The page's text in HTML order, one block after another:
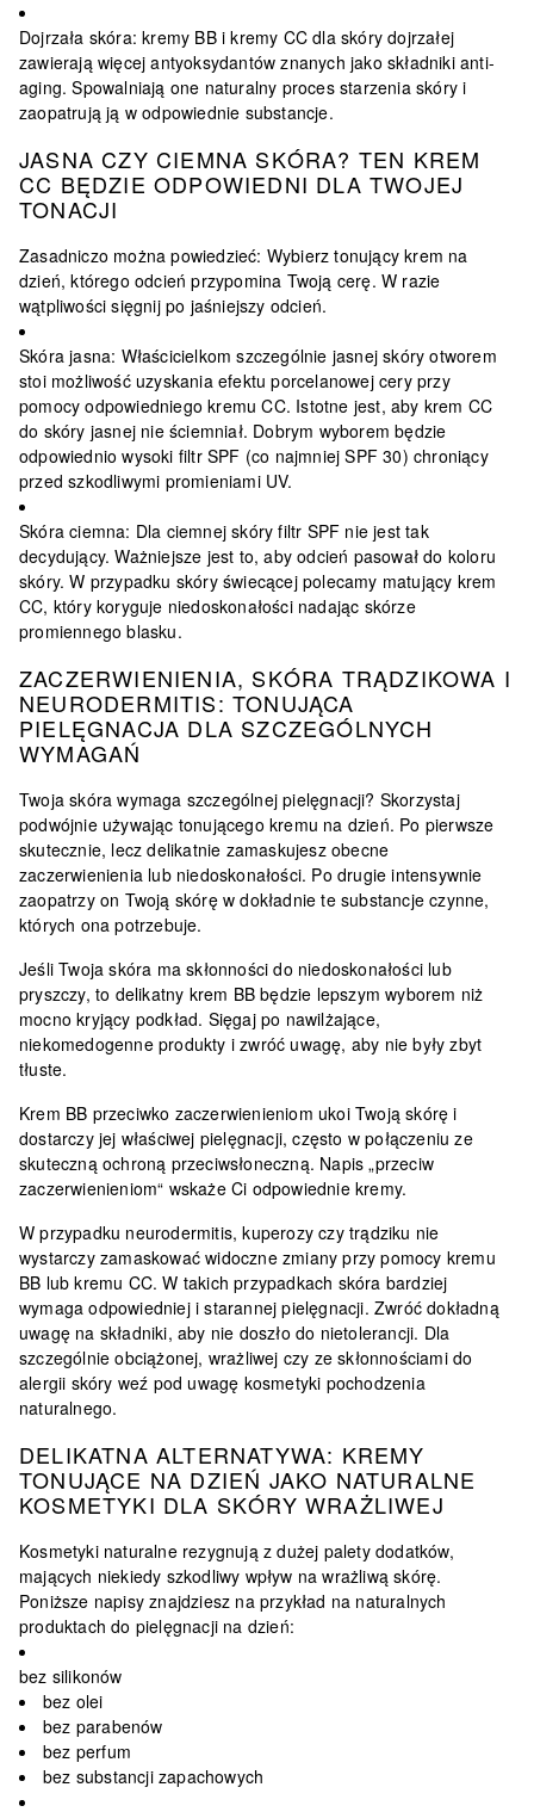
Dojrzała skóra: kremy BB i kremy CC dla skóry dojrzałej
zawierają więcej antyoksydantów znanych jako składniki anti-
aging. Spowalniają one naturalny proces starzenia skóry i
zaopatrują ją w odpowiednie substancje.
JASNA CZY CIEMNA SKÓRA? TEN KREM
CC BĘDZIE ODPOWIEDNI DLA TWOJEJ
TONACJI
Zasadniczo można powiedzieć: Wybierz tonujący krem na
dzień, którego odcień przypomina Twoją cerę. W razie
wątpliwości sięgnij po jaśniejszy odcień.
Skóra jasna: Właścicielkom szczególnie jasnej skóry otworem
stoi możliwość uzyskania efektu porcelanowej cery przy
pomocy odpowiedniego kremu CC. Istotne jest, aby krem CC
do skóry jasnej nie ściemniał. Dobrym wyborem będzie
odpowiednio wysoki filtr SPF (co najmniej SPF 30) chroniący
przed szkodliwymi promieniami UV.
Skóra ciemna: Dla ciemnej skóry filtr SPF nie jest tak
decydujący. Ważniejsze jest to, aby odcień pasował do koloru
skóry. W przypadku skóry świecącej polecamy matujący krem
CC, który koryguje niedoskonałości nadając skórze
promiennego blasku.
ZACZERWIENIENIA, SKÓRA TRĄDZIKOWA I
NEURODERMITIS: TONUJĄCA
PIELĘGNACJA DLA SZCZEGÓLNYCH
WYMAGAŃ
Twoja skóra wymaga szczególnej pielęgnacji? Skorzystaj
podwójnie używając tonującego kremu na dzień. Po pierwsze
skutecznie, lecz delikatnie zamaskujesz obecne
zaczerwienienia lub niedoskonałości. Po drugie intensywnie
zaopatrzy on Twoją skórę w dokładnie te substancje czynne,
których ona potrzebuje.
Jeśli Twoja skóra ma skłonności do niedoskonałości lub
pryszczy, to delikatny krem BB będzie lepszym wyborem niż
mocno kryjący podkład. Sięgaj po nawilżające,
niekomedogenne produkty i zwróć uwagę, aby nie były zbyt
tłuste.
Krem BB przeciwko zaczerwienieniom ukoi Twoją skórę i
dostarczy jej właściwej pielęgnacji, często w połączeniu ze
skuteczną ochroną przeciwsłoneczną. Napis „przeciw
zaczerwienieniom“ wskaże Ci odpowiednie kremy.
W przypadku neurodermitis, kuperozy czy trądziku nie
wystarczy zamaskować widoczne zmiany przy pomocy kremu
BB lub kremu CC. W takich przypadkach skóra bardziej
wymaga odpowiedniej i starannej pielęgnacji. Zwróć dokładną
uwagę na składniki, aby nie doszło do nietolerancji. Dla
szczególnie obciążonej, wrażliwej czy ze skłonnościami do
alergii skóry weź pod uwagę kosmetyki pochodzenia
naturalnego.
DELIKATNA ALTERNATYWA: KREMY
TONUJĄCE NA DZIEŃ JAKO NATURALNE
KOSMETYKI DLA SKÓRY WRAŻLIWEJ
Kosmetyki naturalne rezygnują z dużej palety dodatków,
mających niekiedy szkodliwy wpływ na wrażliwą skórę.
Poniższe napisy znajdziesz na przykład na naturalnych
produktach do pielęgnacji na dzień:
bez silikonów
bez olei
bez parabenów
bez perfum
bez substancji zapachowych